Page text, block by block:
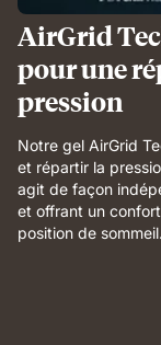
AirGrid
pour une
pression
Notre gel AirGrid
et répartir la
agit de façon
et offrant un
position de sommeil.